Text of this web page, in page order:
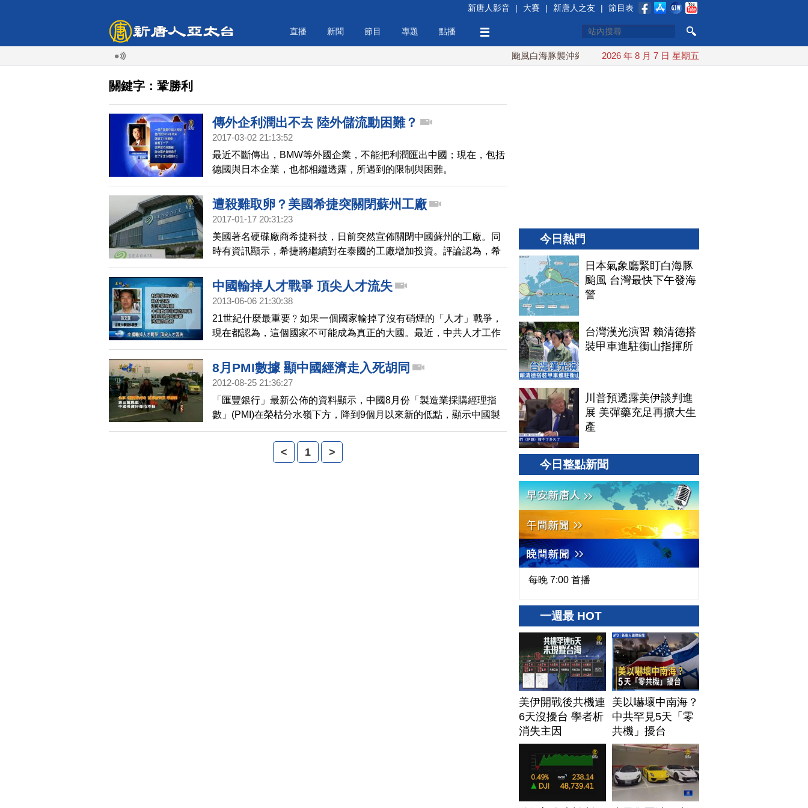
新唐人影音 | 大賽 | 新唐人之友 | 節目表
直播 新聞 節目 專題 點播
颱風白海豚襲沖繩 週末最近台灣 10日登陸浙江
2026 年 8 月 7 日 星期五
關鍵字：鞏勝利
傳外企利潤出不去 陸外儲流動困難？
2017-03-02 21:13:52
最近不斷傳出，BMW等外國企業，不能把利潤匯出中國；現在，包括
德國與日本企業，也都相繼透露，所遇到的限制與困難。
遭殺雞取卵？美國希捷突關閉蘇州工廠
2017-01-17 20:31:23
美國著名硬碟廠商希捷科技，日前突然宣佈關閉中國蘇州的工廠。同
時有資訊顯示，希捷將繼續對在泰國的工廠增加投資。評論認為，希
捷撤廠可能與此前被追徵巨額稅款有關，另一個因素則是中國投資環
境惡化，導致外企紛紛撤離。
中國輸掉人才戰爭 頂尖人才流失
2013-06-06 21:30:38
21世紀什麼最重要﹖如果一個國家輸掉了沒有硝煙的「人才」戰爭，
現在都認為，這個國家不可能成為真正的大國。最近，中共人才工作
協調小組辦公室負責人表示，中國流失的頂尖人才數量，居世界首
位。接下來請看報導。
8月PMI數據 顯中國經濟走入死胡同
2012-08-25 21:36:27
「匯豐銀行」最新公佈的資料顯示，中國8月份「製造業採購經理指
數」(PMI)在榮枯分水嶺下方，降到9個月以來新的低點，顯示中國製
造業持續面臨困境，而出口訂單指數也創下09年以來新低，出口訂單
指標大幅惡化, 市場對中國經濟回暖信號的期待又一次落空。專家們認
為，中國經濟已經走入死胡同。
< 1 >
今日熱門
日本氣象廳緊盯白海豚
颱風 台灣最快下午發海
警
台灣漢光演習 賴清德搭
裝甲車進駐衡山指揮所
川普預透露美伊談判進
展 美彈藥充足再擴大生
產
今日整點新聞
每晚 7:00 首播
一週最 HOT
美伊開戰後共機連
6天沒擾台 學者析
消失主因
美以嚇壞中南海？
中共罕見5天「零
共機」擾台